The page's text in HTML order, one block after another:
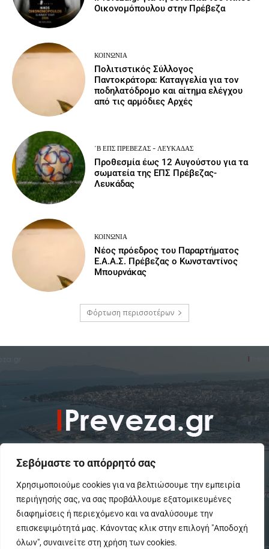
Σεβόμαστε το απόρρητό σας
Χρησιμοποιούμε cookies για να βελτιώσουμε την εμπειρία
περιήγησής σας, να σας προβάλλουμε εξατομικευμένες
διαφημίσεις ή περιεχόμενο και να αναλύσουμε την
επισκεψιμότητά μας. Κάνοντας κλικ στην επιλογή "Αποδοχή
όλων", συναινείτε στη χρήση των cookies.
Οικονομόπουλου στην Πρέβεζα
ΚΟΙΝΩΝΙΑ
Πολιτιστικός Σύλλογος
Παντοκράτορα: Καταγγελία για τον
ποδηλατόδρομο και αίτημα ελέγχου
από τις αρμόδιες Αρχές
΄Β ΕΠΣ ΠΡΈΒΕΖΑΣ - ΛΕΥΚΆΔΑΣ
Προθεσμία έως 12 Αυγούστου για τα
σωματεία της ΕΠΣ Πρέβεζας-
Λευκάδας
ΚΟΙΝΩΝΙΑ
Νέος πρόεδρος του Παραρτήματος
Ε.Α.Α.Σ. Πρέβεζας ο Κωνσταντίνος
Μπουρνάκας
Φόρτωση περισσοτέρων
To IPreveza.gr είναι μια σύγχρονη ενημερωτική ιστοσελίδα για την
Πρέβεζα, Πάργα, Φιλιππιάδα και την Ήπειρο σε θέματα Κοινωνικά,
Πολιτικά, Αθλητικά και Πολιτιστικά.